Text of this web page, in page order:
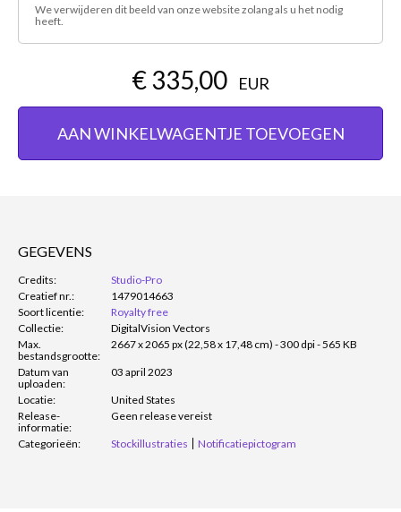
We verwijderen dit beeld van onze website zolang als u het nodig
heeft.
€ 335,00 EUR
AAN WINKELWAGENTJE TOEVOEGEN
GEGEVENS
Credits:
Studio-Pro
Creatief nr.:
1479014663
Soort licentie:
Royalty free
Collectie:
DigitalVision Vectors
Max.
bestandsgrootte:
2667 x 2065 px (22,58 x 17,48 cm) - 300 dpi - 565 KB
Datum van
uploaden:
03 april 2023
Locatie:
United States
Release-
informatie:
Geen release vereist
Categorieën: Stockillustraties Notificatiepictogram